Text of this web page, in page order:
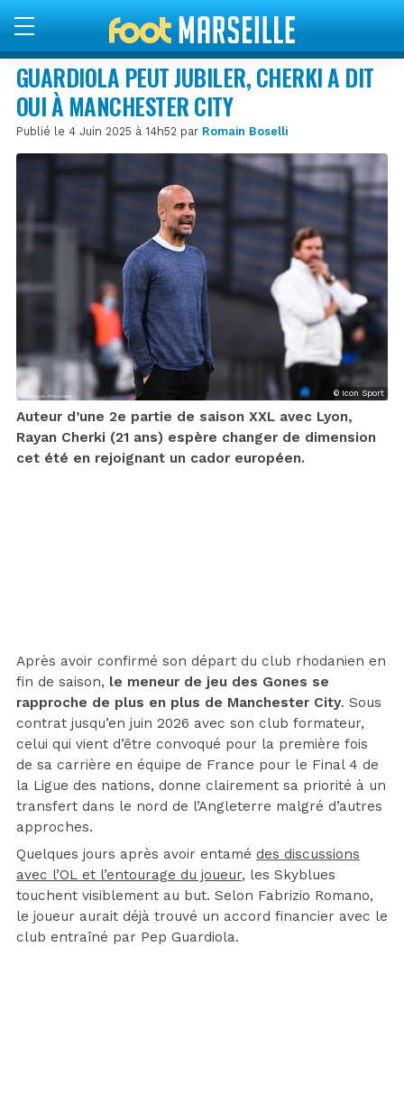
GUARDIOLA PEUT JUBILER, CHERKI A DIT
OUI À MANCHESTER CITY
Publié le 4 Juin 2025 à 14h52 par Romain Boselli
© Icon Sport
Auteur d’une 2e partie de saison XXL avec Lyon,
Rayan Cherki (21 ans) espère changer de dimension
cet été en rejoignant un cador européen.
Après avoir confirmé son départ du club rhodanien en
fin de saison, le meneur de jeu des Gones se
rapproche de plus en plus de Manchester City. Sous
contrat jusqu’en juin 2026 avec son club formateur,
celui qui vient d’être convoqué pour la première fois
de sa carrière en équipe de France pour le Final 4 de
la Ligue des nations, donne clairement sa priorité à un
transfert dans le nord de l’Angleterre malgré d’autres
approches.
Quelques jours après avoir entamé des discussions
avec l’OL et l’entourage du joueur, les Skyblues
touchent visiblement au but. Selon Fabrizio Romano,
le joueur aurait déjà trouvé un accord financier avec le
club entraîné par Pep Guardiola.